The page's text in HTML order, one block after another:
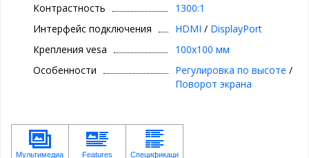
Контрастность
1300:1
Интерфейс подключения
HDMI / DisplayPort
Крепления vesa
100x100 мм
Особенности
Регулировка по высоте /
Поворот экрана